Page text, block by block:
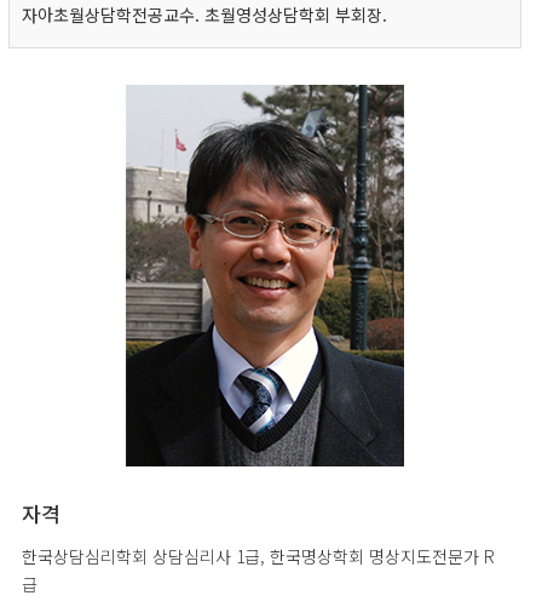
자아초월상담학전공교수. 초월영성상담학회 부회장.
자격
한국상담심리학회 상담심리사 1급, 한국명상학회 명상지도전문가 R
급